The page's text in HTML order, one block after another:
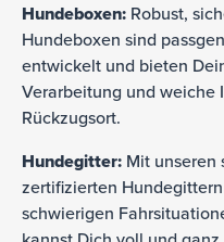
Hundeboxen: Robust,
Hundeboxen sind
entwickelt und bieten
Verarbeitung und weiche
Rückzugsort.
Hundegitter: Mit unseren
zertifizierten
schwierigen